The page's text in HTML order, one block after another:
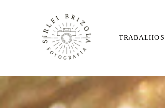
TRABALHOS